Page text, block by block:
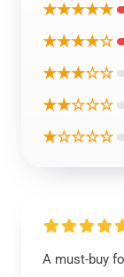
★★★★★
★★★★☆
★★★☆☆
★★☆☆☆
★☆☆☆☆
A must-buy